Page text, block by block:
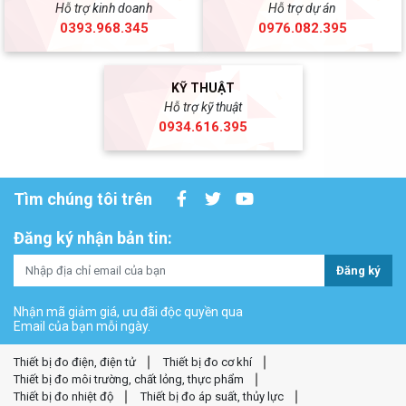
Hỗ trợ kinh doanh
0393.968.345
Hỗ trợ dự án
0976.082.395
KỸ THUẬT
Hỗ trợ kỹ thuật
0934.616.395
Tìm chúng tôi trên
Đăng ký nhận bản tin:
Đăng ký
Nhận mã giảm giá, ưu đãi độc quyền qua
Email của bạn mỗi ngày.
Thiết bị đo điện, điện tử
Thiết bị đo cơ khí
Thiết bị đo môi trường, chất lỏng, thực phẩm
Thiết bị đo nhiệt độ
Thiết bị đo áp suất, thủy lực